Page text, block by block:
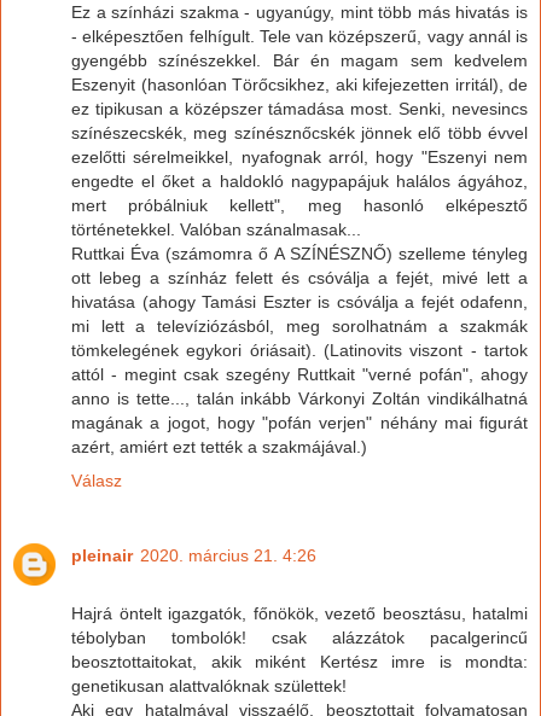
Ez a színházi szakma - ugyanúgy, mint több más hivatás is
- elképesztően felhígult. Tele van középszerű, vagy annál is
gyengébb színészekkel. Bár én magam sem kedvelem
Eszenyit (hasonlóan Törőcsikhez, aki kifejezetten irritál), de
ez tipikusan a középszer támadása most. Senki, nevesincs
színészecskék, meg színésznőcskék jönnek elő több évvel
ezelőtti sérelmeikkel, nyafognak arról, hogy "Eszenyi nem
engedte el őket a haldokló nagypapájuk halálos ágyához,
mert próbálniuk kellett", meg hasonló elképesztő
történetekkel. Valóban szánalmasak...
Ruttkai Éva (számomra ő A SZÍNÉSZNŐ) szelleme tényleg
ott lebeg a színház felett és csóválja a fejét, mivé lett a
hivatása (ahogy Tamási Eszter is csóválja a fejét odafenn,
mi lett a televíziózásból, meg sorolhatnám a szakmák
tömkelegének egykori óriásait). (Latinovits viszont - tartok
attól - megint csak szegény Ruttkait "verné pofán", ahogy
anno is tette..., talán inkább Várkonyi Zoltán vindikálhatná
magának a jogot, hogy "pofán verjen" néhány mai figurát
azért, amiért ezt tették a szakmájával.)
Válasz
pleinair 2020. március 21. 4:26
Hajrá öntelt igazgatók, főnökök, vezető beosztásu, hatalmi
tébolyban tombolók! csak alázzátok pacalgerincű
beosztottaitokat, akik miként Kertész imre is mondta:
genetikusan alattvalóknak születtek!
Aki egy hatalmával visszaélő, beosztottait folyamatosan